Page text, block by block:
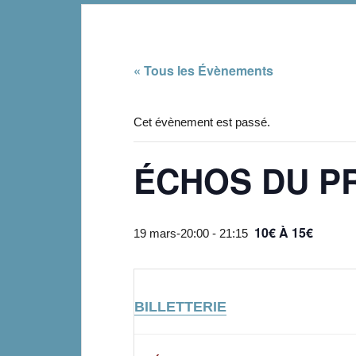
« Tous les Évènements
Cet évènement est passé.
ÉCHOS DU
19 mars-20:00 - 21:15 10€ À 15€
BILLETTERIE